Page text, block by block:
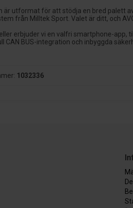
är utformat för att stödja en bred palett
från Milltek Sport. Valet är ditt, och
erbjuder vi en valfri smartphone-app,
CAN BUS-integration och inbyggda
1032336